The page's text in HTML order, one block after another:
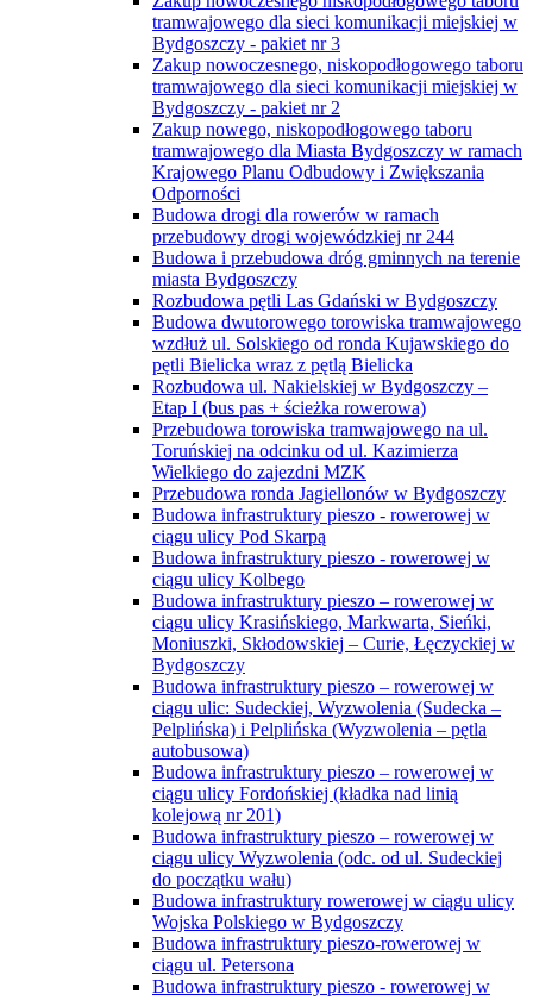
tramwajowego dla sieci komunikacji miejskiej w
Bydgoszczy - pakiet nr 3
Zakup nowoczesnego, niskopodłogowego taboru
tramwajowego dla sieci komunikacji miejskiej w
Bydgoszczy - pakiet nr 2
Zakup nowego, niskopodłogowego taboru
tramwajowego dla Miasta Bydgoszczy w ramach
Krajowego Planu Odbudowy i Zwiększania
Odporności
Budowa drogi dla rowerów w ramach
przebudowy drogi wojewódzkiej nr 244
Budowa i przebudowa dróg gminnych na terenie
miasta Bydgoszczy
Rozbudowa pętli Las Gdański w Bydgoszczy
Budowa dwutorowego torowiska tramwajowego
wzdłuż ul. Solskiego od ronda Kujawskiego do
pętli Bielicka wraz z pętlą Bielicka
Rozbudowa ul. Nakielskiej w Bydgoszczy –
Etap I (bus pas + ścieżka rowerowa)
Przebudowa torowiska tramwajowego na ul.
Toruńskiej na odcinku od ul. Kazimierza
Wielkiego do zajezdni MZK
Przebudowa ronda Jagiellonów w Bydgoszczy
Budowa infrastruktury pieszo - rowerowej w
ciągu ulicy Pod Skarpą
Budowa infrastruktury pieszo - rowerowej w
ciągu ulicy Kolbego
Budowa infrastruktury pieszo – rowerowej w
ciągu ulicy Krasińskiego, Markwarta, Sieńki,
Moniuszki, Skłodowskiej – Curie, Łęczyckiej w
Bydgoszczy
Budowa infrastruktury pieszo – rowerowej w
ciągu ulic: Sudeckiej, Wyzwolenia (Sudecka –
Pelplińska) i Pelplińska (Wyzwolenia – pętla
autobusowa)
Budowa infrastruktury pieszo – rowerowej w
ciągu ulicy Fordońskiej (kładka nad linią
kolejową nr 201)
Budowa infrastruktury pieszo – rowerowej w
ciągu ulicy Wyzwolenia (odc. od ul. Sudeckiej
do początku wału)
Budowa infrastruktury rowerowej w ciągu ulicy
Wojska Polskiego w Bydgoszczy
Budowa infrastruktury pieszo-rowerowej w
ciągu ul. Petersona
Budowa infrastruktury pieszo - rowerowej w